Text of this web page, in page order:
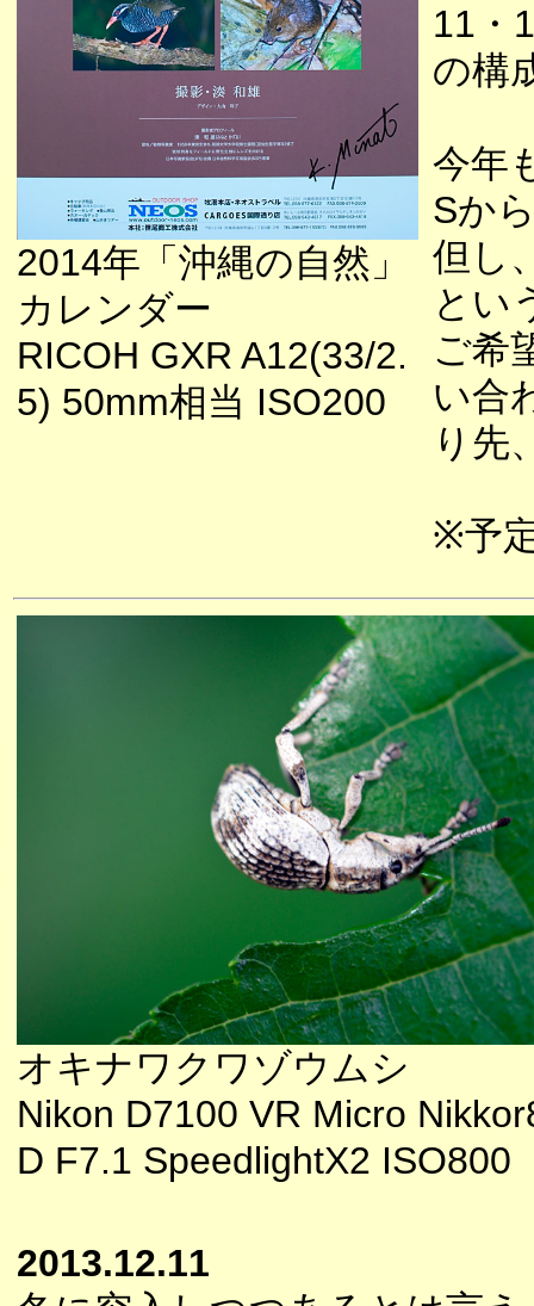
2014年「沖縄の自然」
カレンダー
RICOH GXR A12(33/2.
5) 50mm相当 ISO200
11・
の構
今年
Sか
但し
とい
ご希
い合
り先
※予
オキナワクワゾウムシ
Nikon D7100 VR Micro
D F7.1 SpeedlightX2 ISO800
2013.12.11